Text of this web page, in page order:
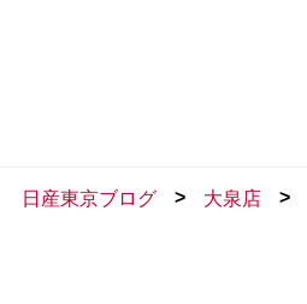
日産東京ブログ > 大泉店 >